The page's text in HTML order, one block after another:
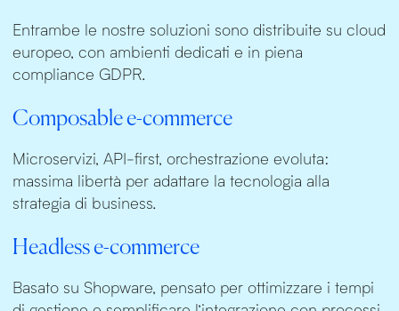
Entrambe le nostre soluzioni sono distribuite su cloud
europeo, con ambienti dedicati e in piena
compliance GDPR.
Composable e-commerce
Microservizi, API-first, orchestrazione evoluta:
massima libertà per adattare la tecnologia alla
strategia di business.
Headless e-commerce
Basato su Shopware, pensato per ottimizzare i tempi